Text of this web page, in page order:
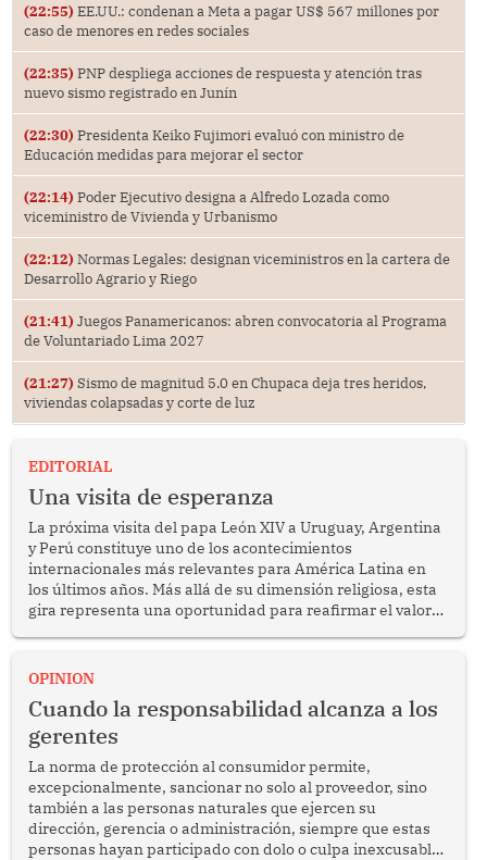
(22:55) EE.UU.: condenan a Meta a pagar US$ 567 millones por
caso de menores en redes sociales
(22:35) PNP despliega acciones de respuesta y atención tras
nuevo sismo registrado en Junín
(22:30) Presidenta Keiko Fujimori evaluó con ministro de
Educación medidas para mejorar el sector
(22:14) Poder Ejecutivo designa a Alfredo Lozada como
viceministro de Vivienda y Urbanismo
(22:12) Normas Legales: designan viceministros en la cartera de
Desarrollo Agrario y Riego
(21:41) Juegos Panamericanos: abren convocatoria al Programa
de Voluntariado Lima 2027
(21:27) Sismo de magnitud 5.0 en Chupaca deja tres heridos,
viviendas colapsadas y corte de luz
EDITORIAL
Una visita de esperanza
La próxima visita del papa León XIV a Uruguay, Argentina
y Perú constituye uno de los acontecimientos
internacionales más relevantes para América Latina en
los últimos años. Más allá de su dimensión religiosa, esta
gira representa una oportunidad para reafirmar el valor
enfrenta desafíos en materia de desarrollo, cohesión
OPINION
Cuando la responsabilidad alcanza a los
gerentes
La norma de protección al consumidor permite,
excepcionalmente, sancionar no solo al proveedor, sino
también a las personas naturales que ejercen su
dirección, gerencia o administración, siempre que estas
personas hayan participado con dolo o culpa inexcusable